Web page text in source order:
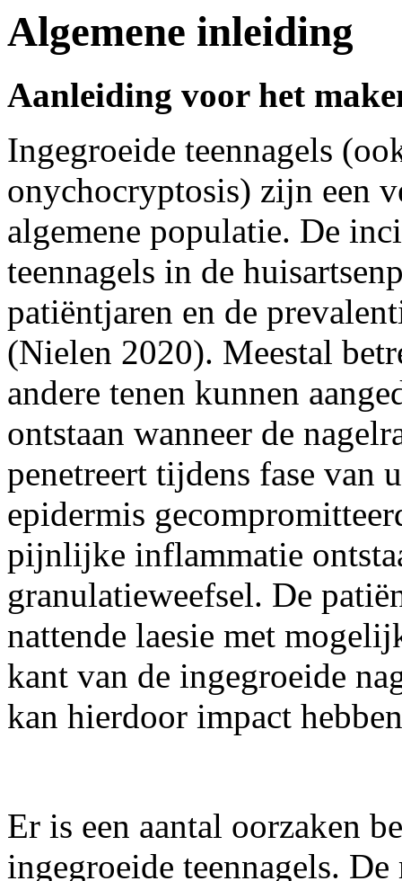
Algemene inleiding
Aanleiding voor het
Ingegroeide teennagels
onychocryptosis) zijn een
algemene populatie. De
teennagels in de
patiëntjaren en de
(Nielen 2020). Meestal
andere tenen kunnen
ontstaan wanneer de
penetreert tijdens fase van
epidermis
pijnlijke inflammatie
granulatieweefsel. De
nattende laesie met
kant van de ingegroeide
kan hierdoor impact
Er is een aantal oorzaken
ingegroeide teennagels.